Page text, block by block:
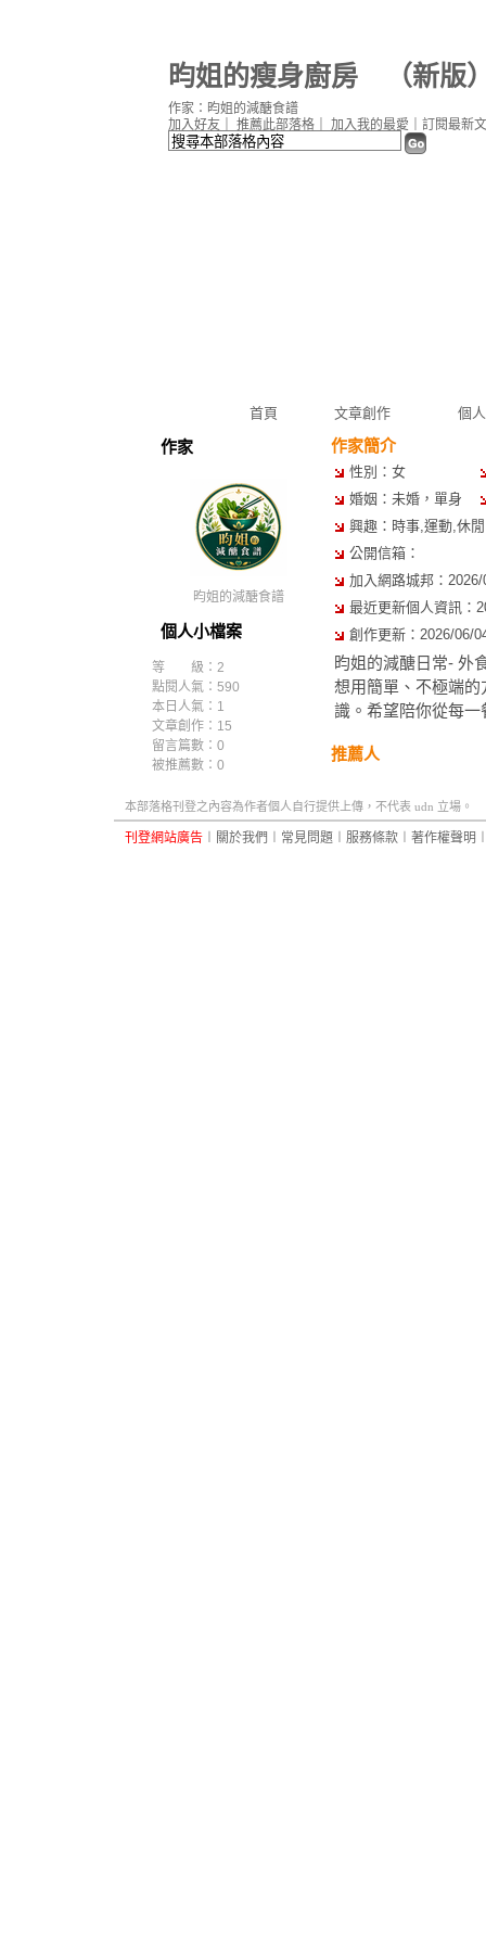
昀姐的瘦身廚房 （新版
首頁 文章創作 個
加入好友 推薦此部落格 加入我的最愛 訂閱最新
作家：昀姐的減醣食譜
作家
昀姐的減醣食譜
個人小檔案
等 級：2
點閱人氣：590
本日人氣：1
文章創作：15
留言篇數：0
被推薦數： 0
作家簡介
性別：女
婚姻：未婚，單身
興趣：時事,運動,休
公開信箱：
加入網路城邦：
最近更新個人資訊：
創作更新：2026/06/
昀姐的減醣日常- 外
想用簡單、不極端
識。希望陪你從每
推薦人
本部落格刊登之內容為作者個人自行提供上傳，不代表 udn 立場。
刊登網站廣告 關於我們 常見問題 服務條款 著作權聲明